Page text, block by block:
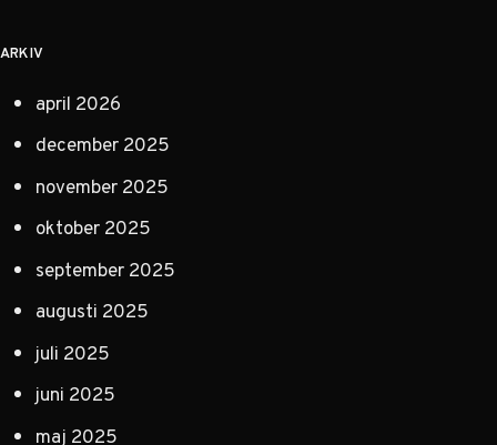
ARKIV
april 2026
december 2025
november 2025
oktober 2025
september 2025
augusti 2025
juli 2025
juni 2025
maj 2025